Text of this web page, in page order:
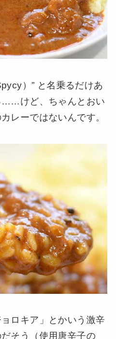
）” と名乗るだけあ
……けど、ちゃんとおい
レーではないんです。
ロキア」とかいう激辛
そう（使用唐辛子の